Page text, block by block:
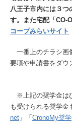
八王子市内には３つ
す。また宅配「CO-
コープみらいサイト
一番上のチラシ画
要項や申請書をダウ
※上記の奨学金は
も受けられる奨学金
net 」「 CronoMy奨学